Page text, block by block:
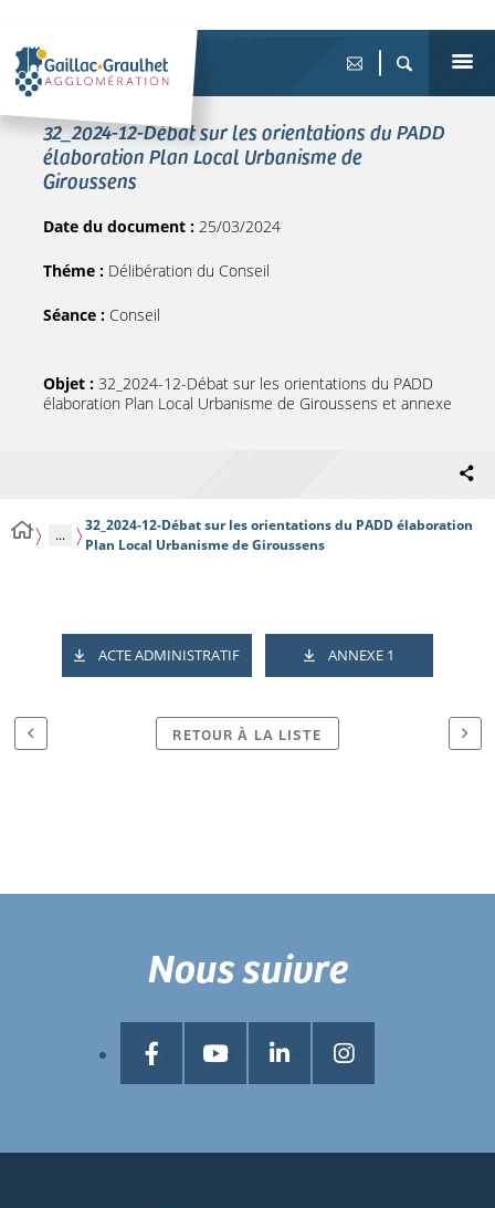
32_2024-12-Débat sur les orientations du PADD
élaboration Plan Local Urbanisme de
Giroussens
Date du document : 25/03/2024
Théme : Délibération du Conseil
Séance : Conseil
Objet : 32_2024-12-Débat sur les orientations du PADD
élaboration Plan Local Urbanisme de Giroussens et annexe
...
32_2024-12-Débat sur les orientations du PADD élaboration
Plan Local Urbanisme de Giroussens
ACTE ADMINISTRATIF ANNEXE 1
RETOUR À LA LISTE
Nous suivre